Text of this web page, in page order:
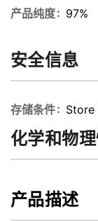
产品纯度 97%
安全信息
存储条件
化学和物
产品描述